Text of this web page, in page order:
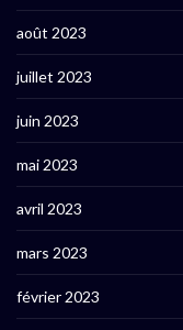
août 2023
juillet 2023
juin 2023
mai 2023
avril 2023
mars 2023
février 2023